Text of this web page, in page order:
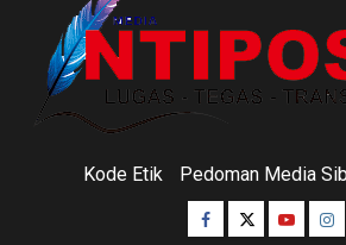
Kode Etik Pedoman Media
Facebook
TwitterYoutube